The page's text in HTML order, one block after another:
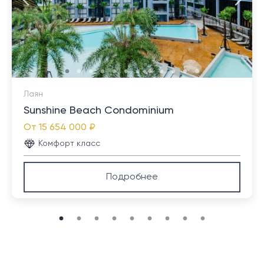
Каждый блок имеет удобную и практичную
планировку, включающую удобные спальни,
гостиную и кухню открытой планировки с барной
стойкой. Гостиная и главная спальня выходят на
просторный крытый балкон с видом на горы,
бассейн или море (частичный или полный). В главной
спальне есть собственная ванная комната с
отдельной ванной и душем, а гостевая спальня
имеет общую ванную комнату с гостиной.
На территории комплекса есть удобства для
этой зоны открывается потрясающий вид на залив
Лаян
Sunshine Beach Condominium
От 15 654 000 ₽
Комфорт класс
Подробнее